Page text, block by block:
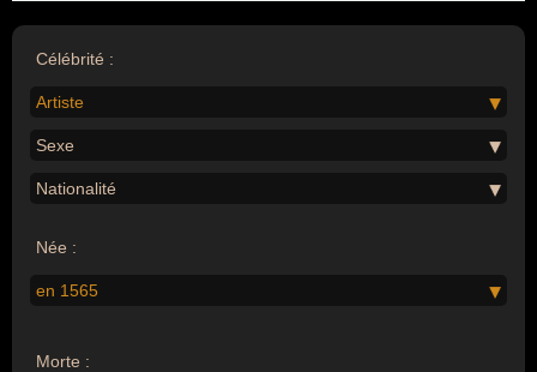
Célébrité :
Artiste
Sexe
Nationalité
Née :
en 1565
Morte :